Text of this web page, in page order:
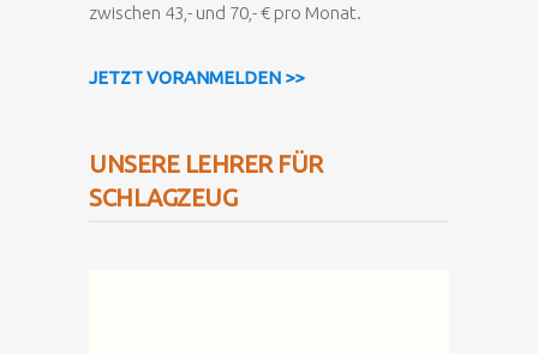
zwischen 43,- und 70,- € pro Monat.
JETZT VORANMELDEN >>
UNSERE LEHRER FÜR
SCHLAGZEUG